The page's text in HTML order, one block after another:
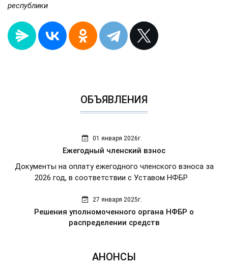
республики
ОБЪЯВЛЕНИЯ
01 января 2026г.
Ежегодный членский взнос
Документы на оплату ежегодного членского взноса за
2026 год, в соответствии с Уставом НФБР
27 января 2025г.
Решения уполномоченного органа НФБР о
распределении средств
АНОНСЫ